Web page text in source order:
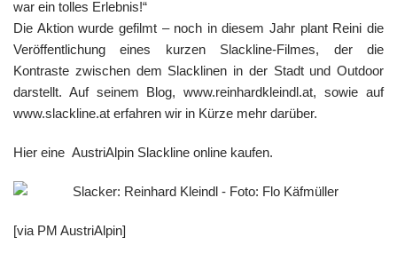
war ein tolles Erlebnis!“
Die Aktion wurde gefilmt – noch in diesem Jahr plant Reini die
Veröffentlichung eines kurzen Slackline-Filmes, der die
Kontraste zwischen dem Slacklinen in der Stadt und Outdoor
darstellt. Auf seinem Blog, www.reinhardkleindl.at, sowie auf
www.slackline.at erfahren wir in Kürze mehr darüber.
Hier eine AustriAlpin Slackline online kaufen.
[via PM AustriAlpin]